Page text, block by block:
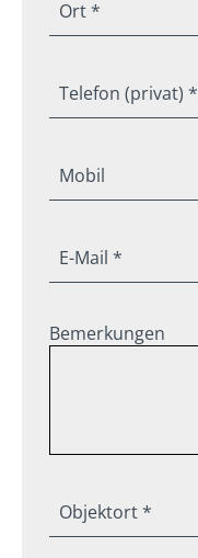
Ort *
Telefon (privat) *
Mobil
E-Mail *
Bemerkungen
Objektort *